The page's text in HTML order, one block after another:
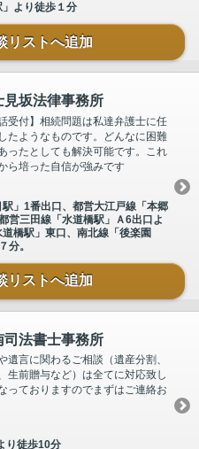
」より徒歩１分
リストへ追加
見坂法律事務所
受付】相続問題は私達弁護士に任
たようなものです。どんなに困難
ったとしても解決可能です。これ
ら培った自信が強みです
」1番出口、都営大江戸線「本郷
営三田線「水道橋駅」Ａ6出口よ
橋駅」東口、南北線「後楽園
分。
リストへ追加
司法書士事務所
遺言に関わるご相談（遺産分割、
生前贈与など）は全てに対応致し
っておりますのでまずはご連絡お
り徒歩10分